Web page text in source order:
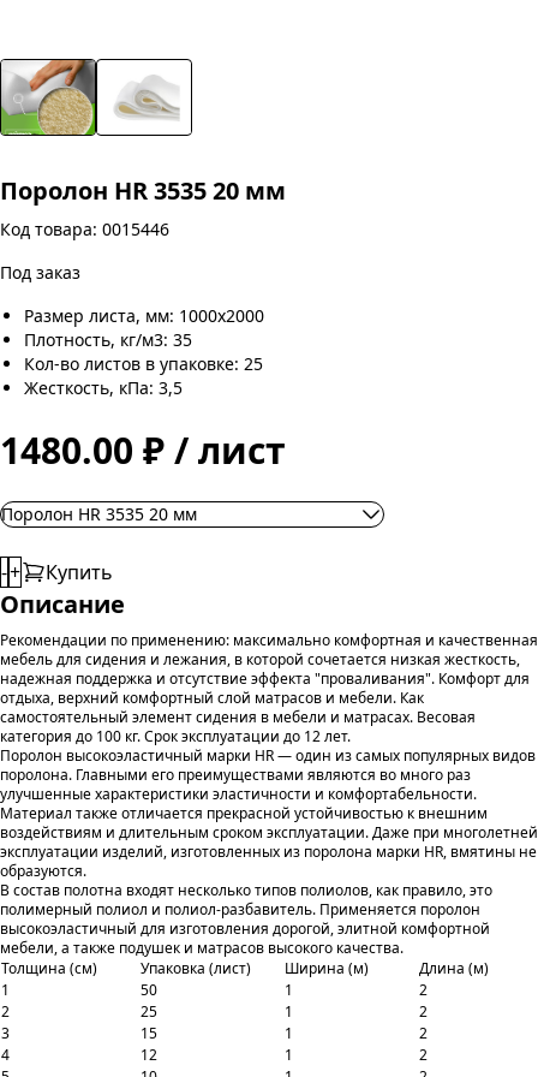
Поролон HR 3535 20 мм
Код товара: 0015446
Под заказ
Размер листа, мм: 1000х2000
Плотность, кг/м3: 35
Кол-во листов в упаковке: 25
Жесткость, кПа: 3,5
1480.00 ₽ / лист
Поролон HR 3535 20 мм
-+ Купить
Описание
Рекомендации по применению: максимально комфортная и качественная
мебель для сидения и лежания, в которой сочетается низкая жесткость,
надежная поддержка и отсутствие эффекта "проваливания". Комфорт для
отдыха, верхний комфортный слой матрасов и мебели. Как
самостоятельный элемент сидения в мебели и матрасах. Весовая
категория до 100 кг. Срок эксплуатации до 12 лет.
Поролон высокоэластичный марки HR — один из самых популярных видов
поролона. Главными его преимуществами являются во много раз
улучшенные характеристики эластичности и комфортабельности.
Материал также отличается прекрасной устойчивостью к внешним
воздействиям и длительным сроком эксплуатации. Даже при многолетней
эксплуатации изделий, изготовленных из поролона марки HR, вмятины не
образуются.
В состав полотна входят несколько типов полиолов, как правило, это
полимерный полиол и полиол-разбавитель. Применяется поролон
высокоэластичный для изготовления дорогой, элитной комфортной
мебели, а также подушек и матрасов высокого качества.
Толщина (см)
Упаковка (лист) Ширина (м)
Длина (м)
1
50 1
2
2
25 1
2
3
15 1
2
4
12 1
2